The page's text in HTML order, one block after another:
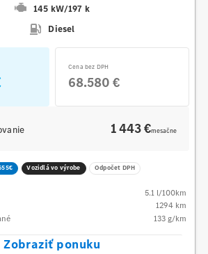
145 kW/197 k
Diesel
Cena bez DPH
68.580 €
1 443 €mesačne
Vozidlá vo výrobe Odpočet DPH
5.1 l/100km
1294 km
133 g/km
Zobraziť ponuku